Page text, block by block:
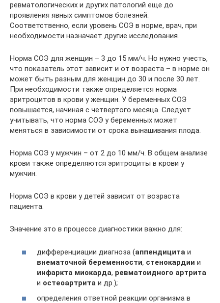
ревматологических и других патологий еще до
проявления явных симптомов болезней.
Соответственно, если уровень СОЭ в норме, врач, при
необходимости назначает другие исследования.
Норма СОЭ для женщин – 3 до 15 мм/ч. Но нужно учесть,
что показатель этот зависит и от возраста – в норме он
может быть разным для женщин до 30 и после 30 лет.
При необходимости также определяется норма
эритроцитов в крови у женщин. У беременных СОЭ
повышается, начиная с четвертого месяца. Следует
учитывать, что норма СОЭ у беременных может
меняться в зависимости от срока вынашивания плода.
Норма СОЭ у мужчин – от 2 до 10 мм/ч. В общем анализе
крови также определяются эритроциты в крови у
мужчин.
Норма СОЭ в крови у детей зависит от возраста
пациента.
Значение это в процессе диагностики важно для:
дифференциации диагноза (аппендицита и
внематочной беременности, стенокардии и
инфаркта миокарда, ревматоидного артрита
и остеоартрита и др.);
определения ответной реакции организма в